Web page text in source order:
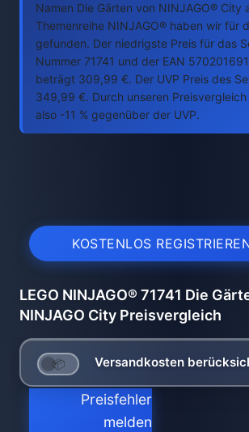
Namen Die Gärten von NINJAGO® City
Themenreihe NINJAGO® haben wir für
gefunden. Der niedrigste Preis für das
Nummer 71741 und der EAN
beträgt 309,99 €. Der UVP Preis des
349,99 €. Durch unseren
also -11 % gegenüber der UVP.
KOSTENLOS
LEGO NINJAGO® 71741 Die
NINJAGO City Preisvergleich
Versandkosten
Preisfehler
melden